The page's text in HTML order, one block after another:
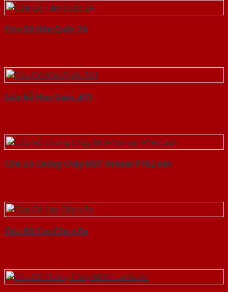
Cửa Gỗ Hàn Quốc 2A
Cửa Gỗ Hàn Quốc 3A1
Cửa Gỗ Chống Cháy MDF Veneer P1R2 ash
Cửa Gỗ Cao Cấp o fix